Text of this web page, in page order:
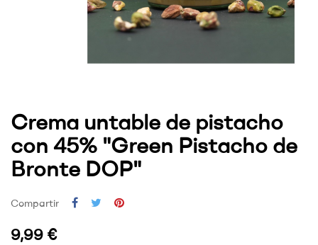
Crema untable de pistacho
con 45% "Green Pistacho de
Bronte DOP"
Compartir
9,99 €